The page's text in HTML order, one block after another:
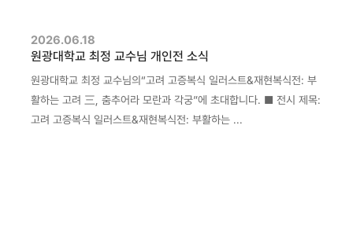
2026.06.18
원광대학교 최정 교수님 개인전 소식
원광대학교 최정 교수님의“고려 고증복식 일러스트&재현복식전: 부
활하는 고려 三, 춤추어라 모란과 각궁”에 초대합니다. ■ 전시 제목:
고려 고증복식 일러스트&재현복식전: 부활하는 ...